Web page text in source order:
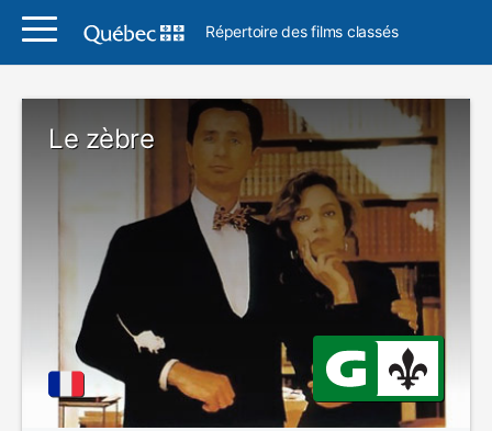
Répertoire des films classés
Le zèbre